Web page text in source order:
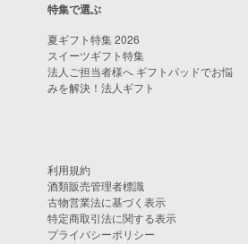
特集で選ぶ
夏ギフト特集 2026
スイーツギフト特集
法人ご担当者様へ ギフトパッドでお悩
みを解決！法人ギフト
利用規約
酒類販売管理者標識
古物営業法に基づく表示
特定商取引法に関する表示
プライバシーポリシー